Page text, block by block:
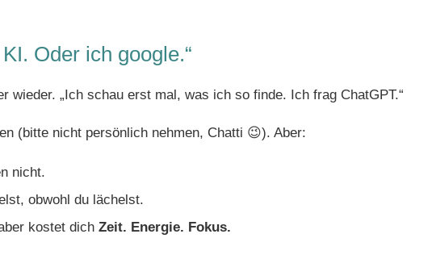
Oder ich google.“
wieder. „Ich schau erst mal, was ich so finde. Ich frag ChatGPT.“
(bitte nicht persönlich nehmen, Chatti 😉). Aber:
nicht.
obwohl du lächelst.
kostet dichZeit. Energie. Fokus.